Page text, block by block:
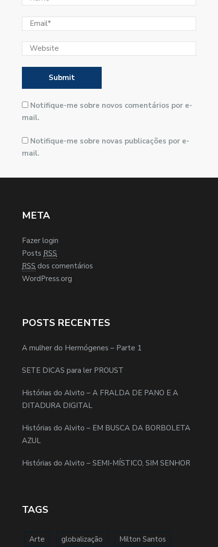
Notifique-me sobre novos comentários por e-
mail.
Notifique-me sobre novas publicações por e-
mail.
META
Fazer login
Posts RSS
RSS dos comentários
WordPress.org
POSTS RECENTES
A mulher do Hermógenes – Parte 1
SETE DICAS para ler PROUST
Histórias do Alvito – A FRALDA DE PANO E A
DITADURA DIGITAL
Histórias do Alvito – EM BUSCA DA BORBOLETA
AZUL
Histórias do Alvito – SEMI-MÍSTICO, SIM SENHOR
TAGS
Arte globalização Milton Santos